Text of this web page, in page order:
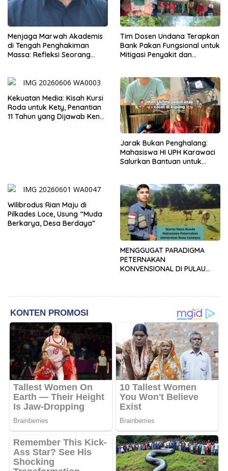
Menjaga Marwah Akademis
di Tengah Penghakiman
Massa: Refleksi Seorang
Tim Dosen Undana Terapkan
Bank Pakan Fungsional untuk
Mitigasi Penyakit dan
Kekuatan Media: Kisah Kursi
Roda untuk Kety, Penantian
11 Tahun yang Dijawab Ken
Jarak Bukan Penghalang:
Mahasiswa HI UPH Karawaci
Salurkan Bantuan untuk
Wilibrodus Rian Maju di
Pilkades Loce, Usung “Muda
Berkarya, Desa Berdaya”
MENGGUGAT PARADIGMA
PETERNAKAN
KONVENSIONAL DI PULAU
DAN INOVASI SIRKULAR
BERKELANJUTAN DI LAHAN
KERING